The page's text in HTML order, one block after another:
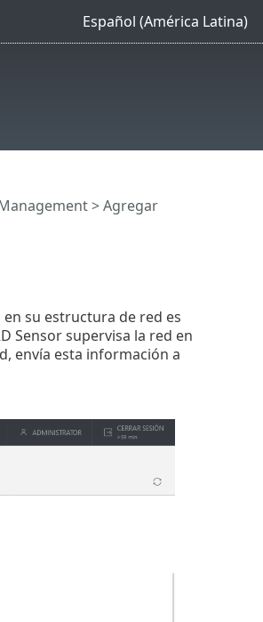
Español (América Latina)
> Agregar
su estructura de red es
Sensor supervisa la red en
envía esta información a